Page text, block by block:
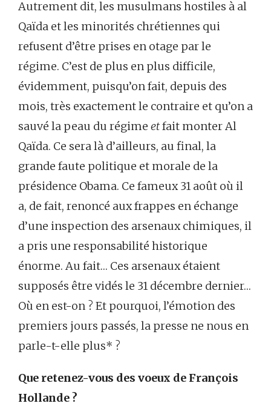
Autrement dit, les musulmans hostiles à al
Qaïda et les minorités chrétiennes qui
refusent d’être prises en otage par le
régime. C’est de plus en plus difficile,
évidemment, puisqu’on fait, depuis des
mois, très exactement le contraire et qu’on a
sauvé la peau du régime etfait monter Al
Qaïda. Ce sera là d’ailleurs, au final, la
grande faute politique et morale de la
présidence Obama. Ce fameux 31 août où il
a, de fait, renoncé aux frappes en échange
d’une inspection des arsenaux chimiques, il
a pris une responsabilité historique
énorme. Au fait… Ces arsenaux étaient
supposés être vidés le 31 décembre dernier…
Où en est-on ? Et pourquoi, l’émotion des
premiers jours passés, la presse ne nous en
parle-t-elle plus* ?
Que retenez-vous des voeux de François
Hollande ?